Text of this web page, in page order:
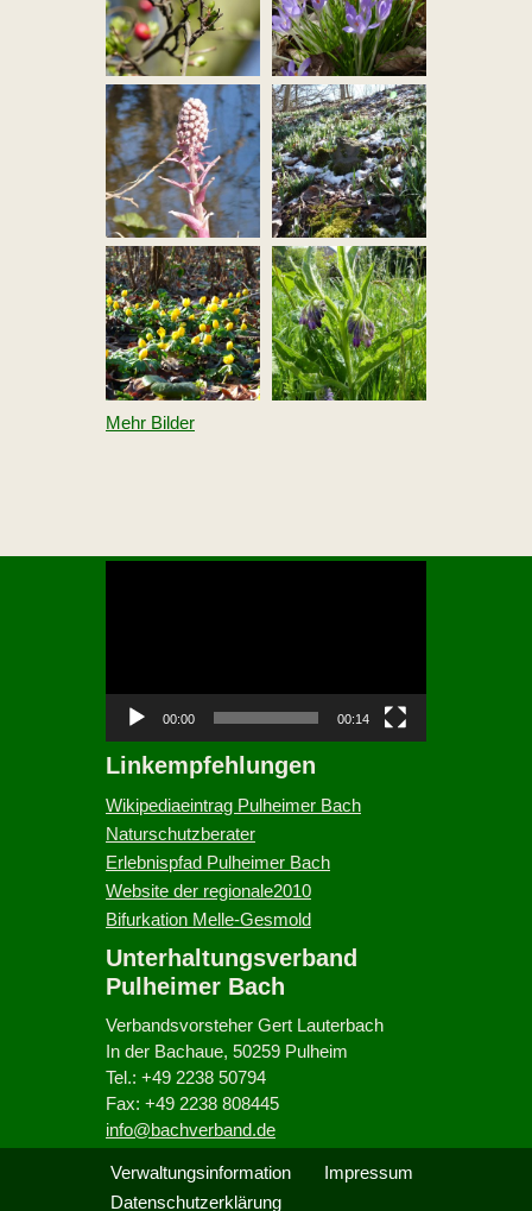
Mehr Bilder
P
l
a
y
e
r
00:00 00:14
Linkempfehlungen
Wikipediaeintrag Pulheimer Bach
Naturschutzberater
Erlebnispfad Pulheimer Bach
Website der regionale2010
Bifurkation Melle-Gesmold
Unterhaltungsverband
Pulheimer Bach
Verbandsvorsteher Gert Lauterbach
In der Bachaue, 50259 Pulheim
Tel.: +49 2238 50794
Fax: +49 2238 808445
info@bachverband.de
Verwaltungsinformation
Impressum
Datenschutzerklärung